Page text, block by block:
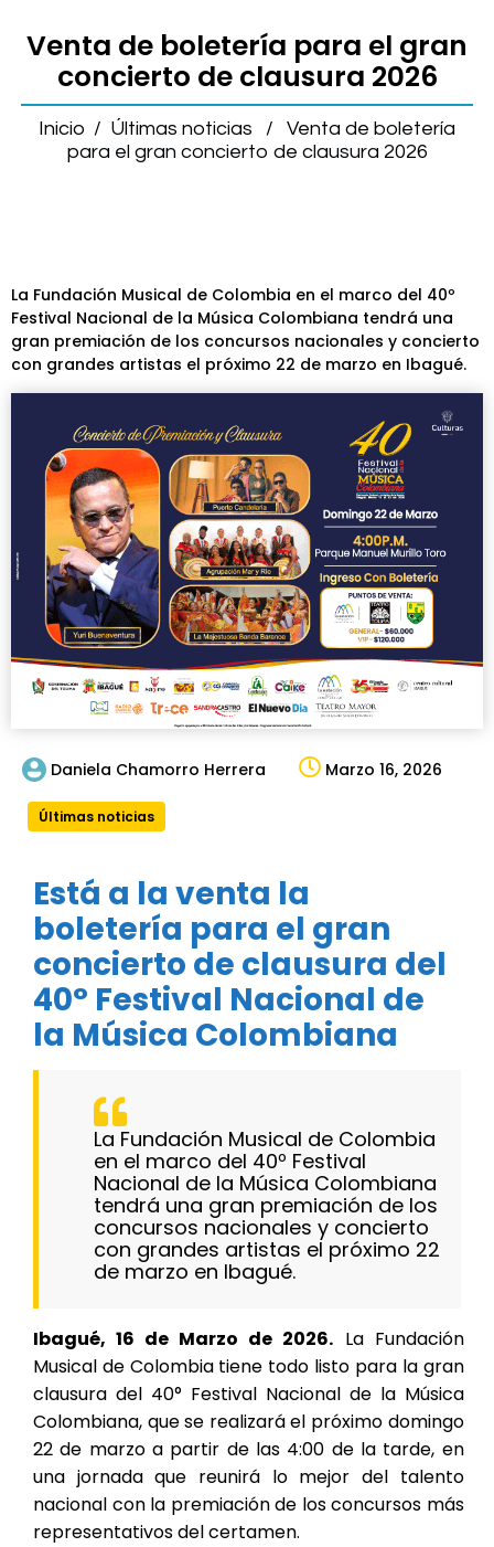
Venta de boletería para el gran
concierto de clausura 2026
Inicio / Últimas noticias /
Venta de boletería
para el gran concierto de clausura 2026
La Fundación Musical de Colombia en el marco del 40º
Festival Nacional de la Música Colombiana tendrá una
gran premiación de los concursos nacionales y concierto
con grandes artistas el próximo 22 de marzo en Ibagué.
Daniela Chamorro Herrera Marzo 16, 2026
Últimas noticias
Está a la venta la
boletería para el gran
concierto de clausura del
40° Festival Nacional de
la Música Colombiana
La Fundación Musical de Colombia
en el marco del 40º Festival
Nacional de la Música Colombiana
tendrá una gran premiación de los
concursos nacionales y concierto
con grandes artistas el próximo 22
de marzo en Ibagué.
Ibagué, 16 de Marzo de 2026. La Fundación
Musical de Colombia tiene todo listo para la gran
clausura del 40° Festival Nacional de la Música
Colombiana, que se realizará el próximo domingo
22 de marzo a partir de las 4:00 de la tarde, en
una jornada que reunirá lo mejor del talento
nacional con la premiación de los concursos más
representativos del certamen.